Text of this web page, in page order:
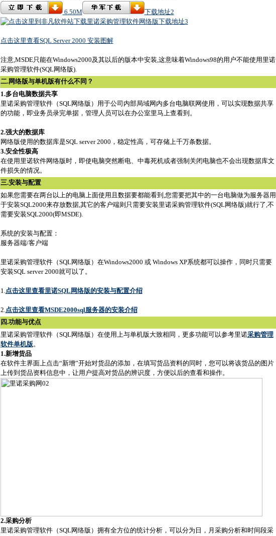
6.50M
下载地址2
下载地址3
点击这里查看SQL Server 2000 安装图解
注意,MSDE只能在Windows2000及其以后的版本中安装,这意味着Windows98的用户不能使用里诺
采购管理软件(SQL网络版).
二.网络版与单机版有什么不同？
1.多台电脑数据共享
里诺采购管理软件（SQL网络版）用于公司内部局域网内多台电脑联网使用，可以实现数据共享
的功能，即业务员录完单据，管理人员可以在办公室里马上查看到。
2.强大的数据库
网络版使用的数据库是SQL server 2000，稳定性高，可存储上千万条数据。
3.安全性极高
在使用里诺软件网络版时，即使电脑突然断电、中毒死机或者强制关闭电脑也不会出现数据库文
件损失的情况。
三.安装与配置
如果您需要在两台以上的电脑上面使用且数据要都能看到,您需要把其中的一台电脑做为服务器用
于安装SQL2000来存放数据,其它的客户端则只需要安装里诺采购管理软件(SQL网络版)就行了,不
需要安装SQL2000(即MSDE).
系统的安装与配置：
服务器端/客户端
里诺采购管理软件（SQL网络版）在Windows2000 或 Windows XP系统都可以操作，同时只需要
安装SQL server 2000就可以了。
1.点击这里查看里诺SQL网络版的安装与配置介绍
2.点击这里查看MSDE2000sql服务器的安装介绍
四.功能与优点
里诺采购管理软件（SQL网络版）在使用上与单机版大致相同，更多功能可以参考里诺采购管理
软件单机版。
1.新增货品
在软件主界面上点击“新增”开始对货品的添加，在填写货品资料的同时，您可以将该货品的图片
上传到货品资料信息中，让用户提高对货品的辨识度，方便以后的查看和操作。
2.采购分析
里诺采购管理软件（SQL网络版）拥有全方位的统计分析，可以分为日，月采购分析和时间段采